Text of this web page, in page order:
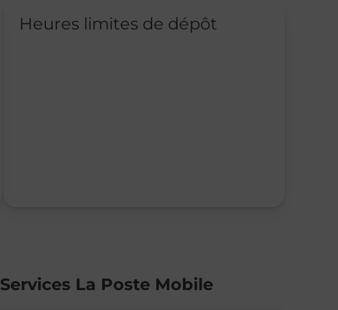
Heures limites de dépôt
Services La Poste Mobile